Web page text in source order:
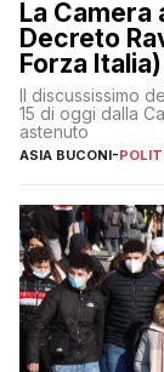
La
Decreto
Forza Italia)
Il discussissimo
15 di oggi dalla
astenuto
ASIA BUCONI-